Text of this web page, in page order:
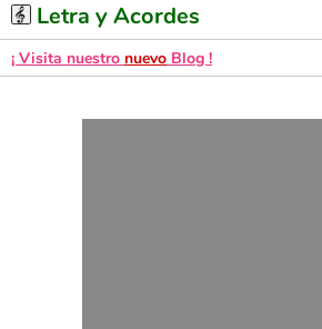
Letra y Acordes
¡ Visita nuestro nuevo Blog !